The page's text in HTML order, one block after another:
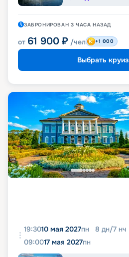
ЗАБРОНИРОВАН 3 ЧАСА НАЗАД
от 61 900 ₽ /чел +1 000
Выбрать круиз
19:3010 мая 2027пн 8 дн/7 нч
09:0017 мая 2027пн